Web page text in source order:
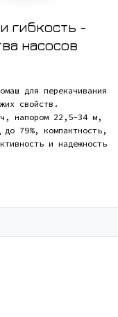
гибкость -
насосов
для перекачивания
свойств.
ч, напором 22,5-34 м,
79%, компактность,
и надежность